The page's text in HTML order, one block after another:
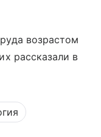
возрастом
рассказали в